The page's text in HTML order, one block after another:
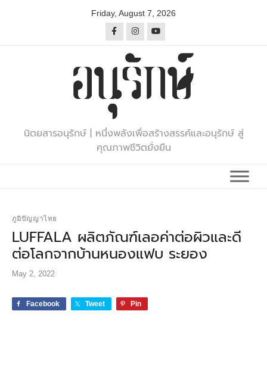
Friday, August 7, 2026
นิตยสารอนุรักษ์ | หนึ่งพลังเพื่อสร้างสรรค์และอนุรักษ์ สู่
คุณภาพชีวิตยั่งยืน
ภูมิปัญญาไทย
LUFFALA ผลิตภัณฑ์เลอค่าต่อผิวและดี
ต่อโลกจากบ้านหนองแฟบ ระยอง
May 2, 2022
Facebook Tweet Pin